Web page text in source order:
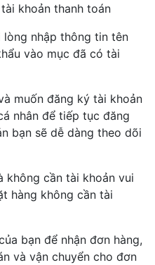
khoản thanh toán
lòng nhập thông tin tên
vào mục đã có tài
muốn đăng ký tài khoản
nhân để tiếp tục đăng
bạn sẽ dễ dàng theo dõi
không cần tài khoản vui
hàng không cần tài
bạn để nhận đơn hàng,
và vận chuyển cho đơn